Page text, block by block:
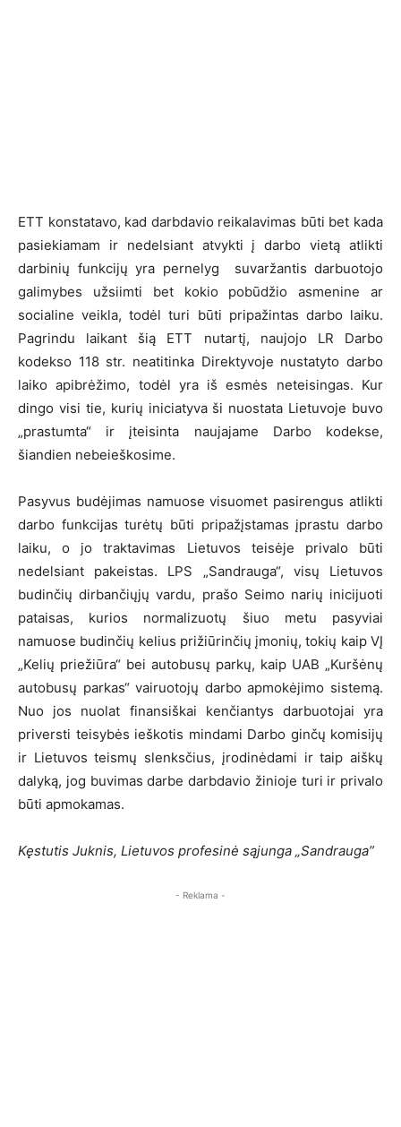
ETT konstatavo, kad darbdavio reikalavimas būti bet kada
pasiekiamam ir nedelsiant atvykti į darbo vietą atlikti
darbinių funkcijų yra pernelyg suvaržantis darbuotojo
galimybes užsiimti bet kokio pobūdžio asmenine ar
socialine veikla, todėl turi būti pripažintas darbo laiku.
Pagrindu laikant šią ETT nutartį, naujojo LR Darbo
kodekso 118 str. neatitinka Direktyvoje nustatyto darbo
laiko apibrėžimo, todėl yra iš esmės neteisingas. Kur
dingo visi tie, kurių iniciatyva ši nuostata Lietuvoje buvo
„prastumta“ ir įteisinta naujajame Darbo kodekse,
šiandien nebeieškosime.
Pasyvus budėjimas namuose visuomet pasirengus atlikti
darbo funkcijas turėtų būti pripažįstamas įprastu darbo
laiku, o jo traktavimas Lietuvos teisėje privalo būti
nedelsiant pakeistas. LPS „Sandrauga“, visų Lietuvos
budinčių dirbančiųjų vardu, prašo Seimo narių inicijuoti
pataisas, kurios normalizuotų šiuo metu pasyviai
namuose budinčių kelius prižiūrinčių įmonių, tokių kaip VĮ
„Kelių priežiūra“ bei autobusų parkų, kaip UAB „Kuršėnų
autobusų parkas“ vairuotojų darbo apmokėjimo sistemą.
Nuo jos nuolat finansiškai kenčiantys darbuotojai yra
priversti teisybės ieškotis mindami Darbo ginčų komisijų
ir Lietuvos teismų slenksčius, įrodinėdami ir taip aiškų
dalyką, jog buvimas darbe darbdavio žinioje turi ir privalo
būti apmokamas.
Kęstutis Juknis, Lietuvos profesinė sąjunga „Sandrauga”
- Reklama -